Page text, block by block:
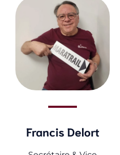
Francis Delort